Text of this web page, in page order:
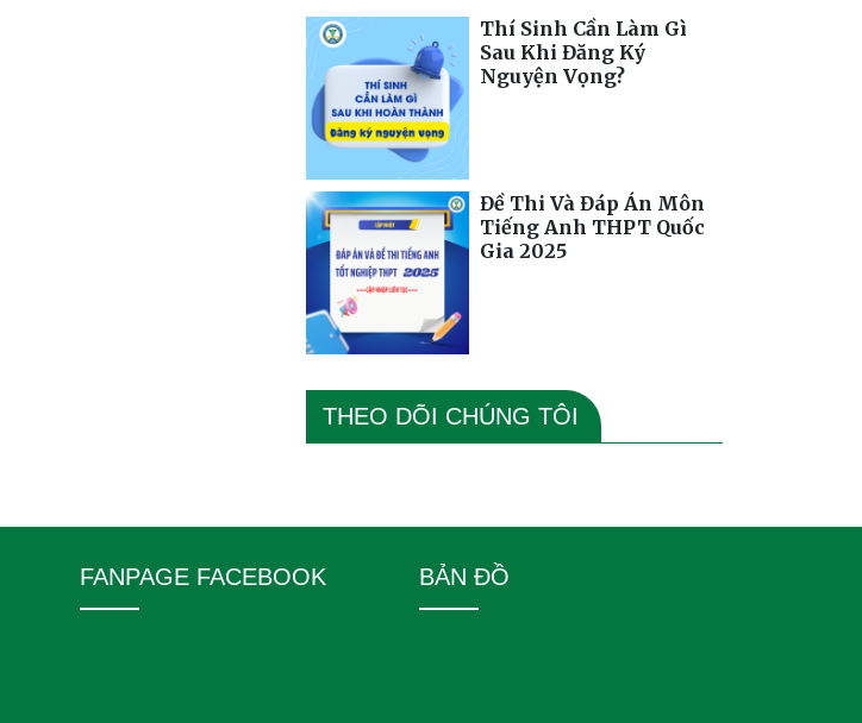
Thí Sinh Cần Làm Gì
Sau Khi Đăng Ký
Nguyện Vọng?
Đề Thi Và Đáp Án Môn
Tiếng Anh THPT Quốc
Gia 2025
THEO DÕI CHÚNG TÔI
FANPAGE FACEBOOK BẢN ĐỒ